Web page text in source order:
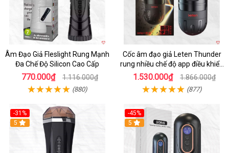
Âm Đạo Giả Fleslight Rung Mạnh
Đa Chế Độ Silicon Cao Cấp
770.000₫ 1.116.000₫
(880)
Cốc âm đạo giả Leten Thunder
rung nhiều chế độ app điều khiển
tiện lợi
1.530.000₫ 1.866.000₫
(877)
-31%
5
-45%
Hot
5